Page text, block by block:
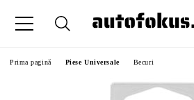
Prima pagină Piese Universale Becuri